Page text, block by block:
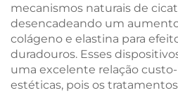
mecanismos naturais de
desencadeando um
colágeno e elastina para
duradouros. Esses
uma excelente relação
estéticas, pois os